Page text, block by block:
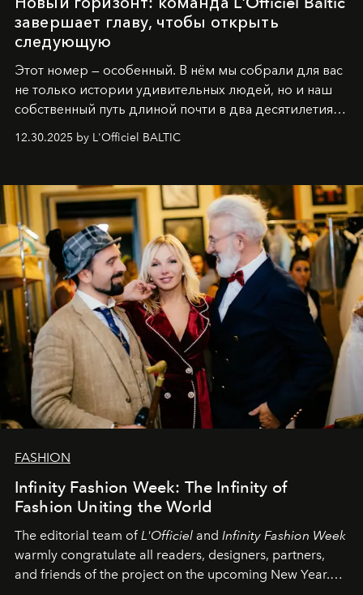
завершает главу, чтобы открыть
следующую
Этот номер — особенный. В нём мы собрали для вас
не только истории удивительных людей, но и наш
собственный путь длиной почти в два десятилетия.
Вместо привычного подведения итогов мы от всей
души говорим спасибо каждому, кто был с нами все
самыми искренними пожеланиями и теплом, ваша
командаL’Officiel Baltic .
12.30.2025 by L'Officiel BALTIC
FASHION
Infinity Fashion Week: The Infinity of
Fashion Uniting the World
The editorial team ofL'Officiel and Infinity Fashion Week
warmly congratulate all readers, designers, partners,
and friends of the project on the upcoming New Year.